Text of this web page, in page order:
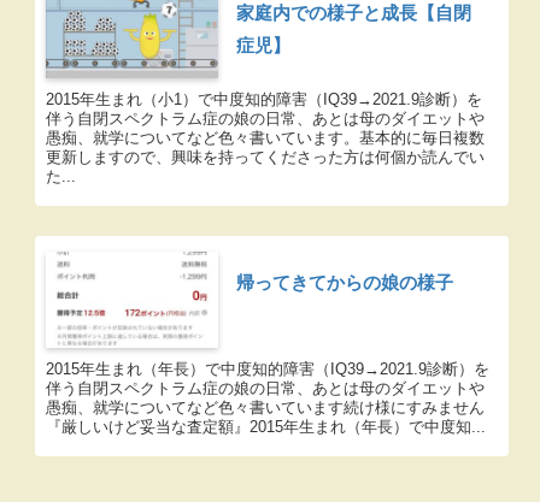
家庭内での様子と成長【自閉
症児】
2015年生まれ（小1）で中度知的障害（IQ39→2021.9診断）を
伴う自閉スペクトラム症の娘の日常、あとは母のダイエットや
愚痴、就学についてなど色々書いています。基本的に毎日複数
更新しますので、興味を持ってくださった方は何個か読んでい
た...
帰ってきてからの娘の様子
2015年生まれ（年長）で中度知的障害（IQ39→2021.9診断）を
伴う自閉スペクトラム症の娘の日常、あとは母のダイエットや
愚痴、就学についてなど色々書いています続け様にすみません
『厳しいけど妥当な査定額』2015年生まれ（年長）で中度知...